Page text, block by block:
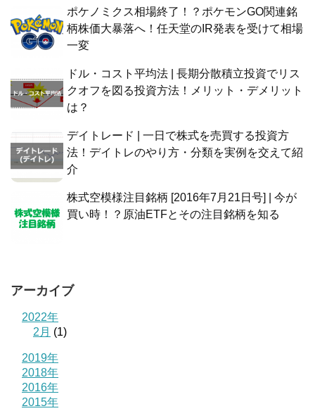
ポケノミクス相場終了！？ポケモンGO関連銘
柄株価大暴落へ！任天堂のIR発表を受けて相場
一変
ドル・コスト平均法 | 長期分散積立投資でリス
クオフを図る投資方法！メリット・デメリット
は？
デイトレード | 一日で株式を売買する投資方
法！デイトレのやり方・分類を実例を交えて紹
介
株式空模様注目銘柄 [2016年7月21日号] | 今が
買い時！？原油ETFとその注目銘柄を知る
アーカイブ
2022年
2月 (1)
2019年
2018年
2016年
2015年